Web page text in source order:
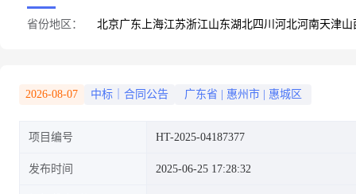
的合同公告
省份地区： 北京广东 上海江苏浙江山东湖北四川 河北河南天津山
2026-08-07 中标｜合同公告 广东省 惠州市 惠城区
项目编号 HT-2025-04187377
发布时间 2025-06-25 17:28:32